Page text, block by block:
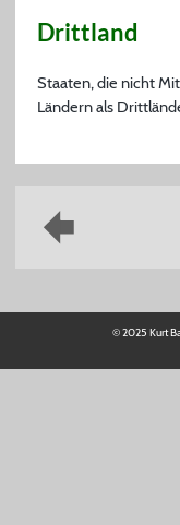
Drittland
Staaten, die nicht
Ländern als
© 2025 Kurt